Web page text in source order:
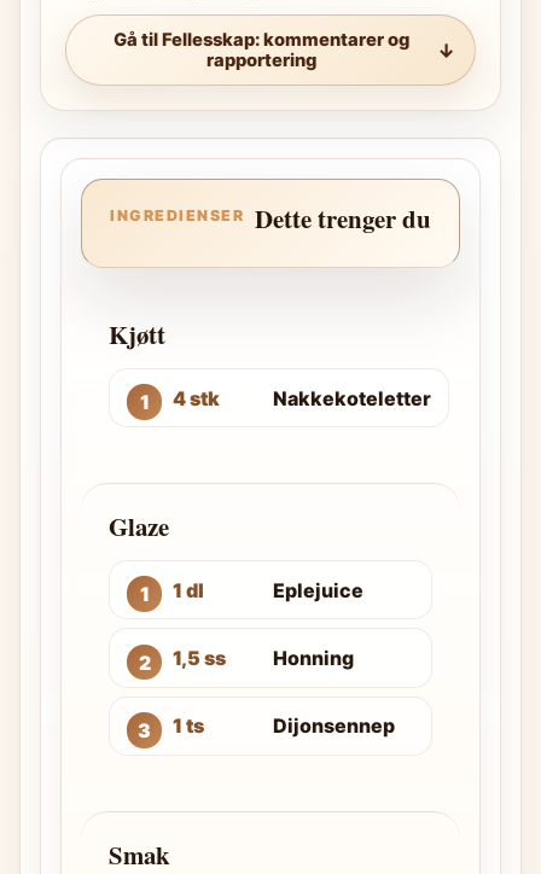
Gå til Fellesskap: kommentarer og
rapportering
INGREDIENSER Dette trenger du
Kjøtt
4 stk Nakkekoteletter
Glaze
1 dl Eplejuice
1,5 ss Honning
1 ts Dijonsennep
Smak